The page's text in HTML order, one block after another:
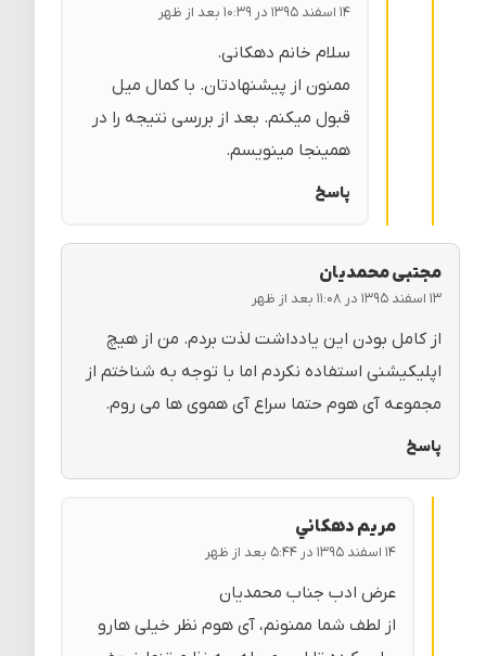
۱۴ اسفند ۱۳۹۵ در ۱۰:۳۹ بعد از ظهر
سلام خانم دهکانی.
ممنون از پیشنهادتان. با کمال میل
قبول میکنم. بعد از بررسی نتیجه را در
همینجا مینویسم.
پاسخ
مجتبی محمدیان
۱۳ اسفند ۱۳۹۵ در ۱۱:۰۸ بعد از ظهر
از کامل بودن این یادداشت لذت بردم. من از هیچ
اپلیکیشنی استفاده نکردم اما با توجه به شناختم از
مجموعه آی هوم حتما سراع آی هموی ها می روم.
پاسخ
مريم دهكاني
۱۴ اسفند ۱۳۹۵ در ۵:۴۴ بعد از ظهر
عرض ادب جناب محمدیان
از لطف شما ممنونم، آی هوم نظر خیلی هارو